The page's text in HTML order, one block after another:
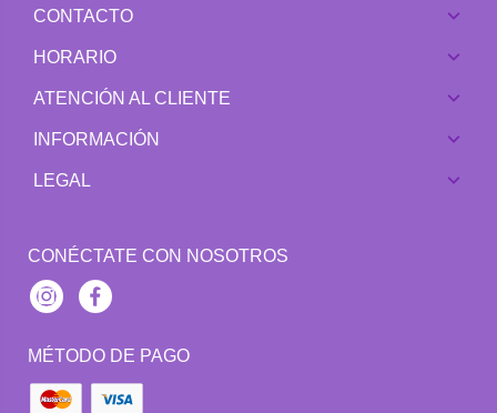
CONTACTO
HORARIO
ATENCIÓN AL CLIENTE
INFORMACIÓN
LEGAL
CONÉCTATE CON NOSOTROS
InstagramFacebook
MÉTODO DE PAGO